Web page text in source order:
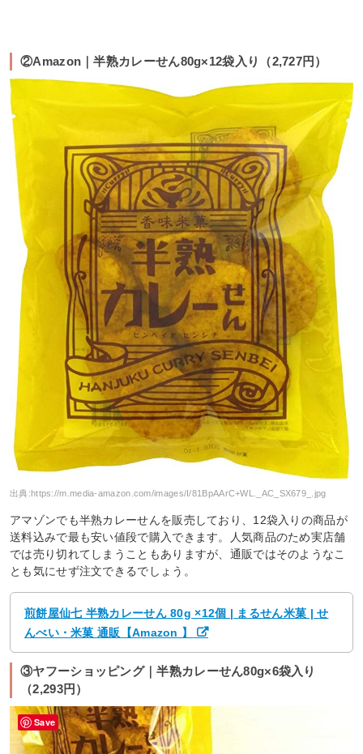
②Amazon｜半熟カレーせん80g×12袋入り（2,727円）
出典:https://m.media-amazon.com/images/I/81BpAArC+WL._AC_SX679_.jpg
アマゾンでも半熟カレーせんを販売しており、12袋入りの商品が
送料込みで最も安い値段で購入できます。人気商品のため実店舗
では売り切れてしまうこともありますが、通販ではそのようなこ
とも気にせず注文できるでしょう。
煎餅屋仙七 半熟カレーせん 80g ×12個 | まるせん米菓 | せ
んべい・米菓 通販【Amazon 】
③ヤフーショッピング｜半熟カレーせん80g×6袋入り
（2,293円）
Save